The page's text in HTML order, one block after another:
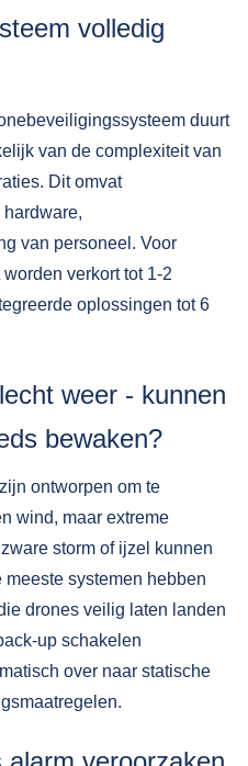
volledig
duurt
van de complexiteit van
Dit omvat
van personeel. Voor
verkort tot 1-2
oplossingen tot 6
weer - kunnen
bewaken?
ontworpen om te
wind, maar extreme
storm of ijzel kunnen
systemen hebben
drones veilig laten landen
up schakelen
over naar statische